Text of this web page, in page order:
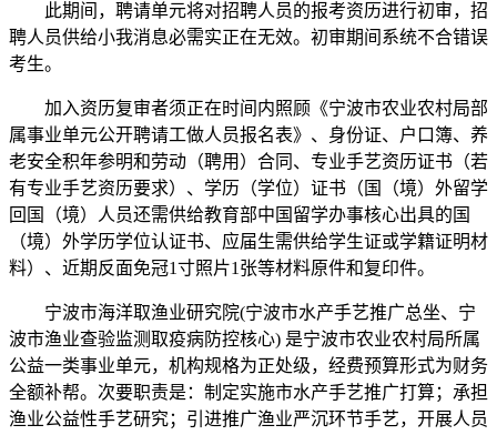
此期间，聘请单元将对招聘人员的报考资历进行初审，招
聘人员供给小我消息必需实正在无效。初审期间系统不合错误
考生。
加入资历复审者须正在时间内照顾《宁波市农业农村局部
属事业单元公开聘请工做人员报名表》、身份证、户口簿、养
老安全积年参明和劳动（聘用）合同、专业手艺资历证书（若
有专业手艺资历要求）、学历（学位）证书（国（境）外留学
回国（境）人员还需供给教育部中国留学办事核心出具的国
（境）外学历学位认证书、应届生需供给学生证或学籍证明材
料）、近期反面免冠1寸照片1张等材料原件和复印件。
宁波市海洋取渔业研究院(宁波市水产手艺推广总坐、宁
波市渔业查验监测取疫病防控核心) 是宁波市农业农村局所属
公益一类事业单元，机构规格为正处级，经费预算形式为财务
全额补帮。次要职责是：制定实施市水产手艺推广打算；承担
渔业公益性手艺研究；引进推广渔业严沉环节手艺，开展人员